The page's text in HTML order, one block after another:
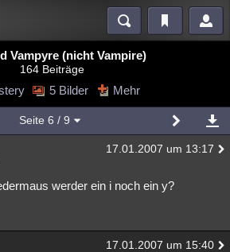
Blogs Videos
Mystery Kriminalfälle
Technologie Ufologie
Vampyre (nicht Vampire)
164 Beiträge
5 Bilder Mehr
Seite 6 / 9
17.01.2007 um 13:17
werder ein i noch ein y?
17.01.2007 um 15:40